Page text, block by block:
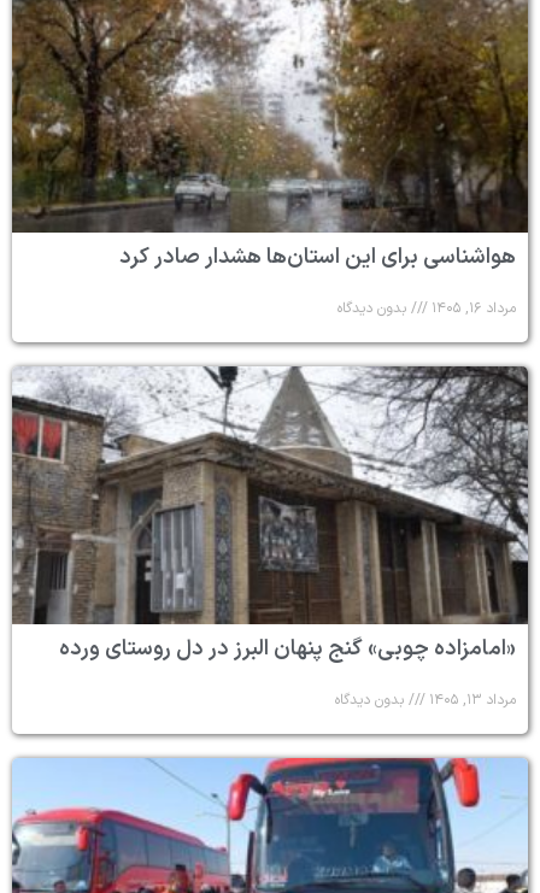
هواشناسی برای این استان‌ها هشدار صادر کرد
مرداد ۱۶, ۱۴۰۵ بدون دیدگاه
«امامزاده چوبی» گنج پنهان البرز در دل روستای ورده
مرداد ۱۳, ۱۴۰۵ بدون دیدگاه